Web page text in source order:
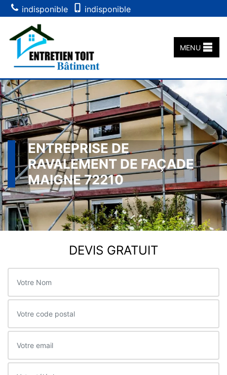
indisponible indisponible
MENU
ENTREPRISE DE
RAVALEMENT DE FAÇADE
MAIGNE 72210
DEVIS GRATUIT